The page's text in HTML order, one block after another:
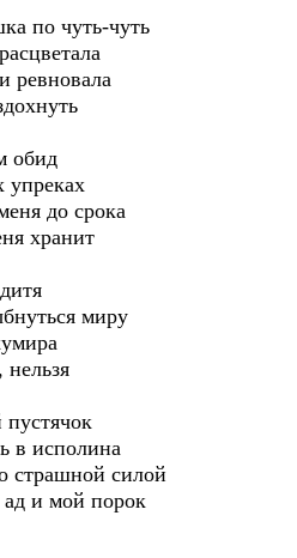
по чуть-чуть
ревновала
обид
упреках
до срока
хранит
миру
нельзя
в исполина
страшной силой
и мой порок